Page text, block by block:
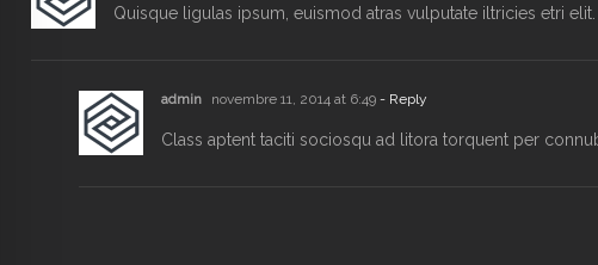
Quisque ligulas ipsum, euismod atras vulputate iltricies etri elit.
admin novembre 11, 2014 at 6:49 - Reply
Class aptent taciti sociosqu ad litora torquent per